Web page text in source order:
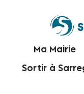
Ma Mairie
Sortir à